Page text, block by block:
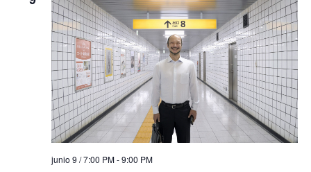
junio 9 / 7:00 PM-9:00 PM